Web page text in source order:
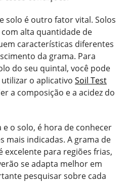
solo é outro fator vital. Solos
alta quantidade de
características diferentes
da grama. Para
do seu quintal, você pode
o aplicativo Soil Test
a composição e a acidez do
o solo, é hora de conhecer
mais indicadas. A grama de
excelente para regiões frias,
se adapta melhor em
pesquisar sobre cada